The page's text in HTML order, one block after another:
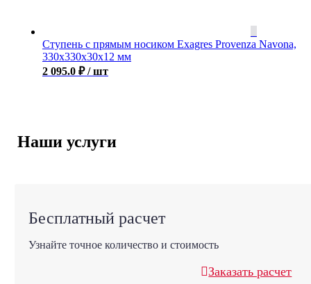
Ступень с прямым носиком Exagres Provenza Navona,
330x330x30x12 мм
2 095.0 ₽ / шт
Наши услуги
Бесплатный расчет
Узнайте точное количество и стоимость
Заказать расчет